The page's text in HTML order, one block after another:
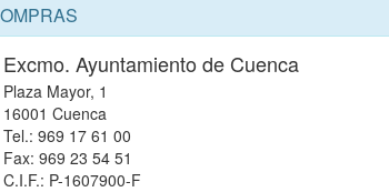
Excmo. Ayuntamiento de Cuenca
Plaza Mayor, 1
16001 Cuenca
Tel.: 969 17 61 00
Fax: 969 23 54 51
C.I.F.: P-1607900-F